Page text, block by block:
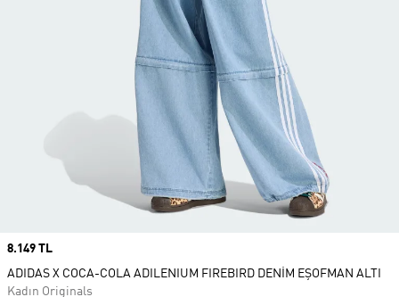
Price
8.149 TL
ADIDAS X COCA-COLA ADILENIUM FIREBIRD DENİM EŞOFMAN ALTI
Kadın Originals